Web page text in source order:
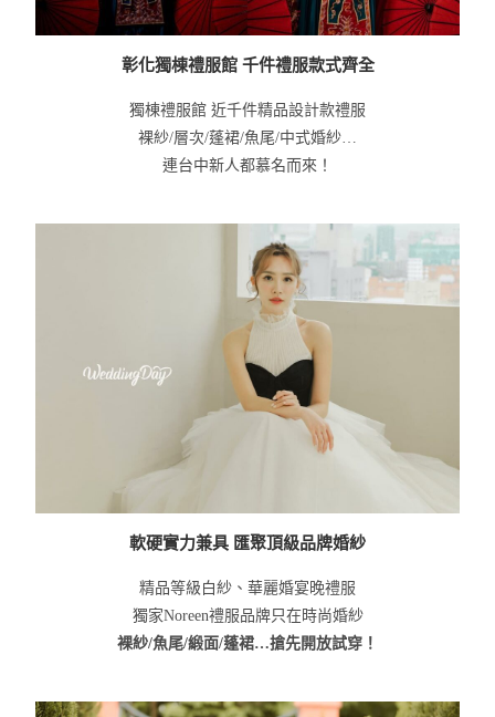
彰化獨棟禮服館 千件禮服款式齊全
獨棟禮服館 近千件精品設計款禮服
裸紗/層次/蓬裙/魚尾/中式婚紗…
連台中新人都慕名而來！
軟硬實力兼具 匯聚頂級品牌婚紗
精品等級白紗、華麗婚宴晚禮服
獨家Noreen禮服品牌只在時尚婚紗
裸紗/魚尾/緞面/蓬裙…搶先開放試穿！